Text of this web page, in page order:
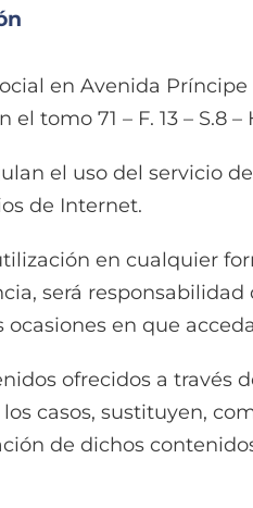
en Avenida
tomo 71 – F. 13 – S.8 –
el uso del servicio
de Internet.
en cualquier
será
en que
ofrecidos a
casos, sustituyen,
de dichos